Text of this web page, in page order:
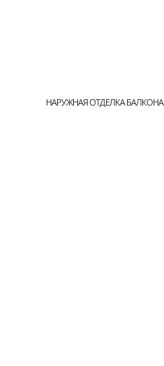
НАРУЖНАЯ ОТДЕЛКА БАЛКОНА